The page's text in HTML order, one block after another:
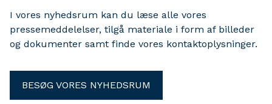
I vores nyhedsrum kan du læse alle vores
pressemeddelelser, tilgå materiale i form af billeder
og dokumenter samt finde vores kontaktoplysninger.
BESØG VORES NYHEDSRUM